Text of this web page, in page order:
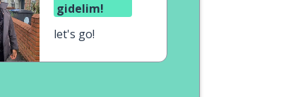
gidelim!
let's go!